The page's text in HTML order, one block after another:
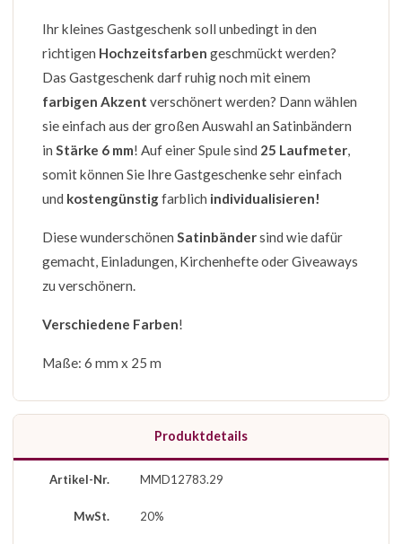
Ihr kleines Gastgeschenk soll unbedingt in den
richtigen Hochzeitsfarben geschmückt werden?
Das Gastgeschenk darf ruhig noch mit einem
farbigen Akzent verschönert werden? Dann wählen
sie einfach aus der großen Auswahl an Satinbändern
in Stärke 6 mm! Auf einer Spule sind 25 Laufmeter
somit können Sie Ihre Gastgeschenke sehr einfach
und kostengünstigfarblich individualisieren!
Diese wunderschönen Satinbändersind wie dafür
gemacht, Einladungen, Kirchenhefte oder Giveaways
zu verschönern.
Verschiedene Farben!
Maße: 6 mm x 25 m
Produktdetails
Artikel-Nr. MMD12783.29
MwSt. 20%